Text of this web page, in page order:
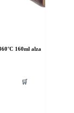
160ml alza
🛒